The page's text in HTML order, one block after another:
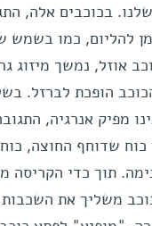
שלנו. בכוכבים אלה,
להליום, כמו בשמש
אוזל, נמשך מיזוג
הופכת לברזל.
מפיק אנרגיה,
כוח שדוחף החוצה,
תוך כדי הקריסה
משליך את השכבות